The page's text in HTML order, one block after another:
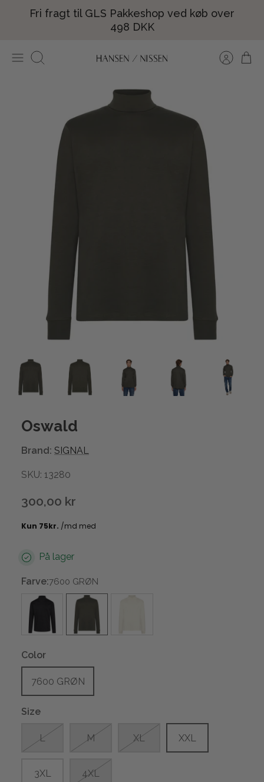
Fri fragt til GLS Pakkeshop ved køb over
498 DKK
Søg
Oswald
Brand: SIGNAL
SKU: 13280
300,00 kr
På lager
Farve:7600 GRØN
Color
7600 GRØN
Size
L M XL XXL
3XL 4XL